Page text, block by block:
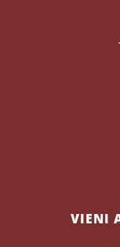
VIENI